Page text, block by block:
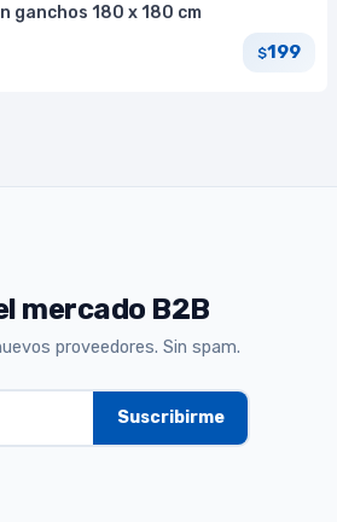
ganchos 180 x 180 cm
$199
mercado B2B
proveedores. Sin spam.